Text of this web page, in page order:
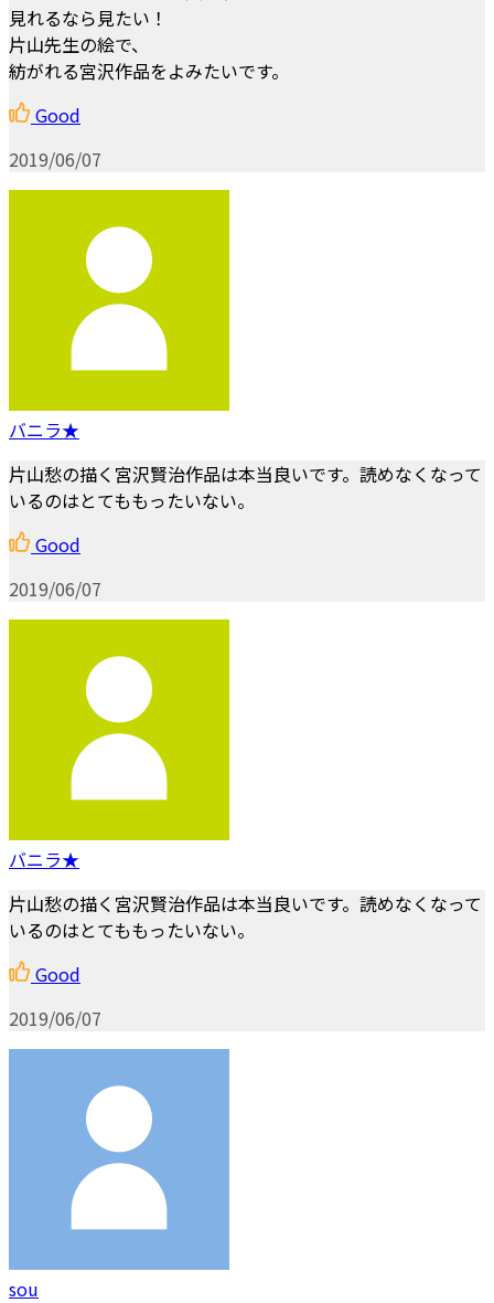
見れるなら見たい！
片山先生の絵で、
紡がれる宮沢作品をよみたいです。
Good
2019/06/07
バニラ★
片山愁の描く宮沢賢治作品は本当良いです。読めなくなって
いるのはとてももったいない。
Good
2019/06/07
バニラ★
片山愁の描く宮沢賢治作品は本当良いです。読めなくなって
いるのはとてももったいない。
Good
2019/06/07
sou